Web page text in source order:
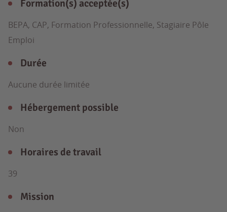
Formation(s) acceptée(s)
BEPA, CAP, Formation Professionnelle, Stagiaire Pôle
Emploi
Durée
Aucune durée limitée
Hébergement possible
Non
Horaires de travail
39
Mission